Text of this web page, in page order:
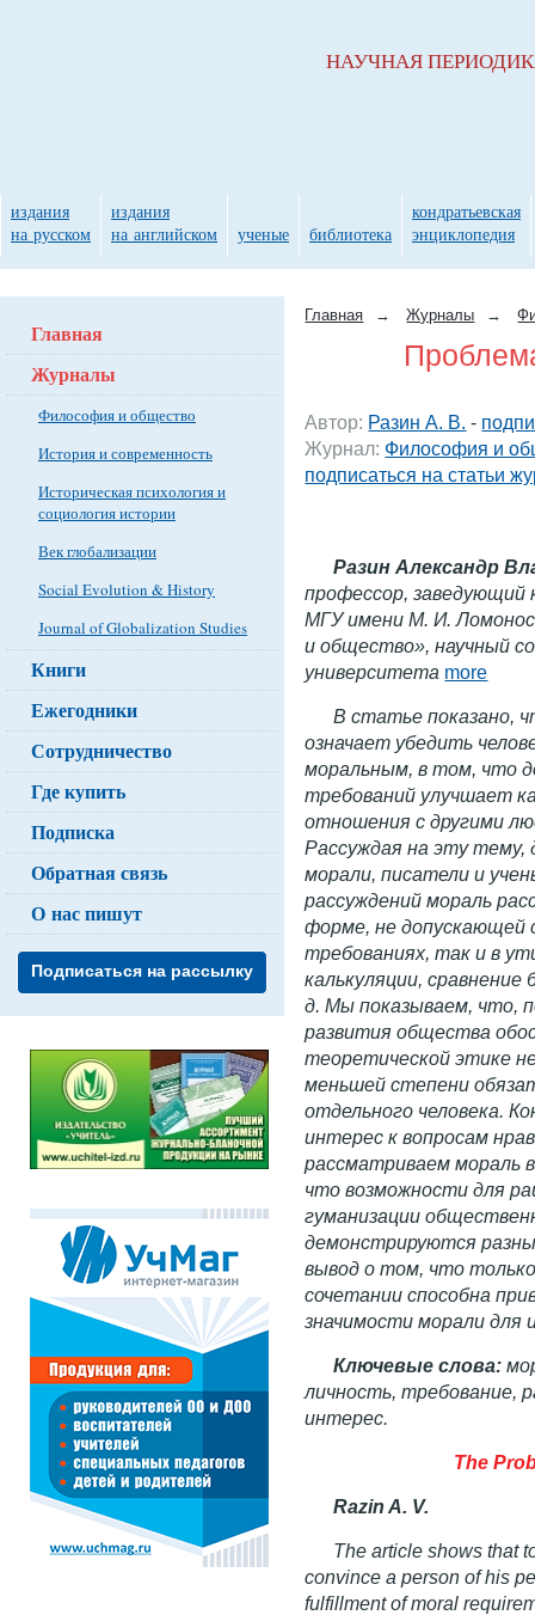
Главная → Журналы →
Автор: Разин А. В. -
Журнал: Философия и
подписаться на статьи
Разин Александр
профессор,
МГУ имени М. И.
и общество», научный
университета more
В статье показано,
означает убедить
моральным, в том, что
требований улучшает
отношения с другими
Рассуждая на эту
морали, писатели и
рассуждений мораль
форме, не допускающей
требованиях, так и в
калькуляции,
д. Мы показываем, что,
развития общества
теоретической этике
меньшей степени
отдельного человека.
интерес к вопросам
рассматриваем мораль
что возможности для
гуманизации
демонстрируются
выводо том, что только
сочетании способна
значимости морали для
Ключевые слова:
личность, требование,
интерес.
The
Razin A. V.
The article shows that
convince a person of his
fulfillment of moral
Главная
Журналы
Философия и общество
История и современность
Историческая психология и
социология истории
Век глобализации
Social Evolution & History
Journal of Globalization Studies
Книги
Ежегодники
Сотрудничество
Где купить
Подписка
Обратная связь
О нас пишут
Подписаться на рассылку
НАУЧНАЯ
издания
на русском
издания
на английском
ученые библиотека
кондратьевская
энциклопедия